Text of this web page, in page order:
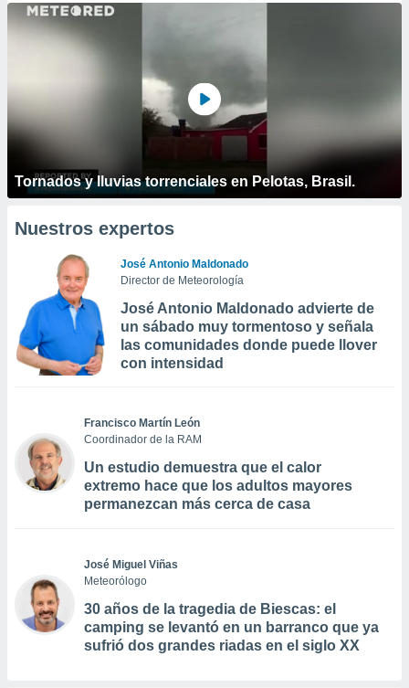
Tornados y lluvias torrenciales en Pelotas, Brasil.
Nuestros expertos
José Antonio Maldonado
Director de Meteorología
José Antonio Maldonado advierte de
un sábado muy tormentoso y señala
las comunidades donde puede llover
con intensidad
Francisco Martín León
Coordinador de la RAM
Un estudio demuestra que el calor
extremo hace que los adultos mayores
permanezcan más cerca de casa
José Miguel Viñas
Meteorólogo
30 años de la tragedia de Biescas: el
camping se levantó en un barranco que ya
sufrió dos grandes riadas en el siglo XX